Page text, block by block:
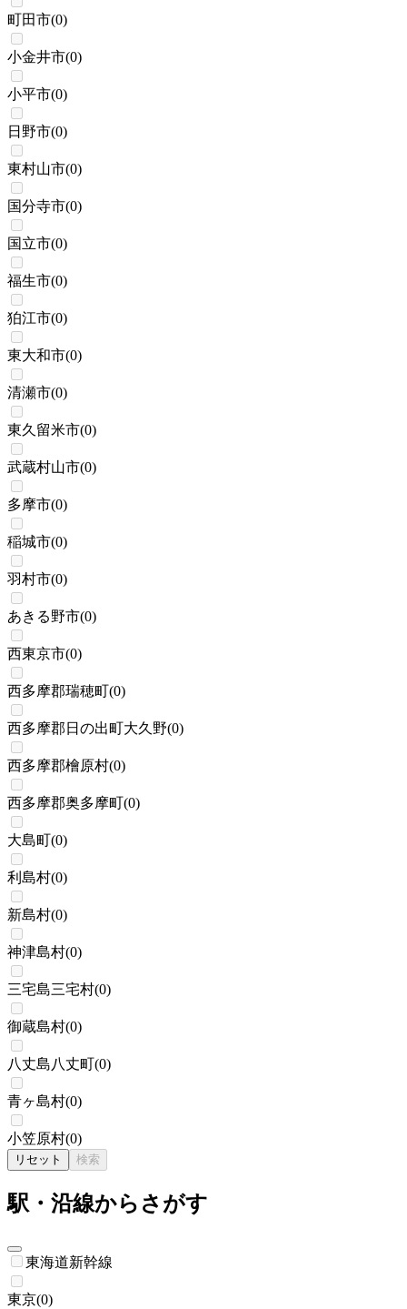
町田市(0)
小金井市(0)
小平市(0)
日野市(0)
東村山市(0)
国分寺市(0)
国立市(0)
福生市(0)
狛江市(0)
東大和市(0)
清瀬市(0)
東久留米市(0)
武蔵村山市(0)
多摩市(0)
稲城市(0)
羽村市(0)
あきる野市(0)
西東京市(0)
西多摩郡瑞穂町(0)
西多摩郡日の出町大久野(0)
西多摩郡檜原村(0)
西多摩郡奥多摩町(0)
大島町(0)
利島村(0)
新島村(0)
神津島村(0)
三宅島三宅村(0)
御蔵島村(0)
八丈島八丈町(0)
青ヶ島村(0)
小笠原村(0)
リセット 検索
駅・沿線からさがす
東海道新幹線
東京(0)